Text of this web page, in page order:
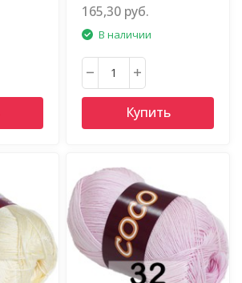
165,30 руб.
В наличии
Купить